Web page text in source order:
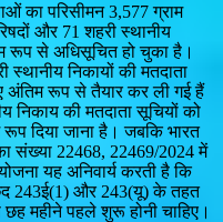
का परिसीमन 3,577 ग्राम
और 71 शहरी स्थानीय
रूप से अधिसूचित हो चुका है।
स्थानीय निकायों की मतदाता
अंतिम रूप से तैयार कर ली गई हैं
निकाय की मतदाता सूचियों को
दिया जाना है। जबकि भारत
संख्या 22468, 22469/2024 में
यह अनिवार्य करती है कि
243ई(1) और 243(यू) के तहत
छह महीने पहले शुरू होनी चाहिए।